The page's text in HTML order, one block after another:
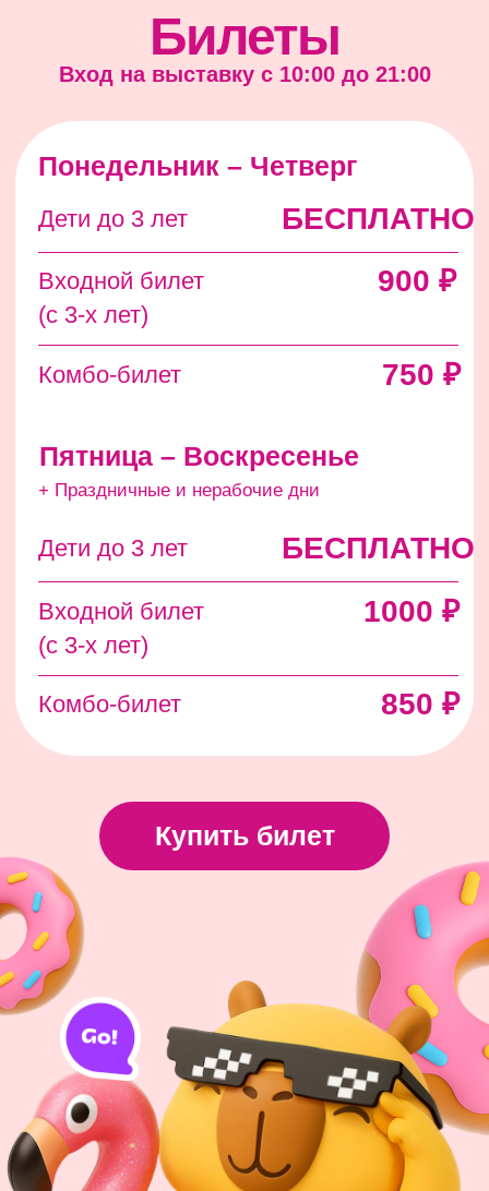
© 2025 Все права защищены
Пользовательское соглашение
Политика конфиденциальности
Москва, проспект Мира, д. 119,
Ежедневно с 10:00 до 22:00
info@moskvarium.ru
+7 499 677 77 77
Инфопартнеры